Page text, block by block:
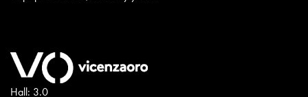
Hall: 3.0